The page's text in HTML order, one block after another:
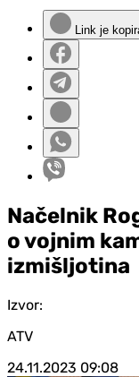
Link je
Načelnik
o vojnim
izmišljotina
Izvor:
ATV
24.11.2023 09:08